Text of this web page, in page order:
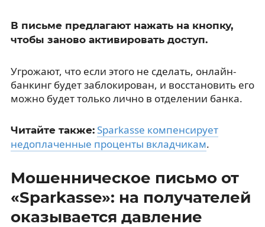
В письме предлагают нажать на кнопку,
чтобы заново активировать доступ.
Угрожают, что если этого не сделать, онлайн-
банкинг будет заблокирован, и восстановить его
можно будет только лично в отделении банка.
Читайте также: Sparkasse компенсирует
недоплаченные проценты вкладчикам.
Мошенническое письмо от
«Sparkasse»: на получателей
оказывается давление